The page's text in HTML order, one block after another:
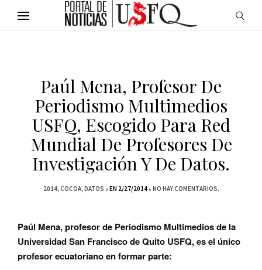
Paúl Mena, Profesor De
Periodismo Multimedios
USFQ, Escogido Para Red
Mundial De Profesores De
Investigación Y De Datos.
2014 COCOA DATOS EN 2/27/2014 NO HAY COMENTARIOS.
Paúl Mena, profesor de Periodismo Multimedios de la
Universidad San Francisco de Quito USFQ, es el único
profesor ecuatoriano en formar parte: